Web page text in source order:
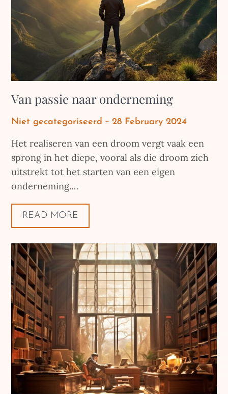
Van passie naar onderneming
Niet gecategoriseerd
Posted
28 February 2024
Het realiseren van een droom vergt vaak een
sprong in het diepe, vooral als die droom zich
uitstrekt tot het starten van een eigen
onderneming.…
READ MORE